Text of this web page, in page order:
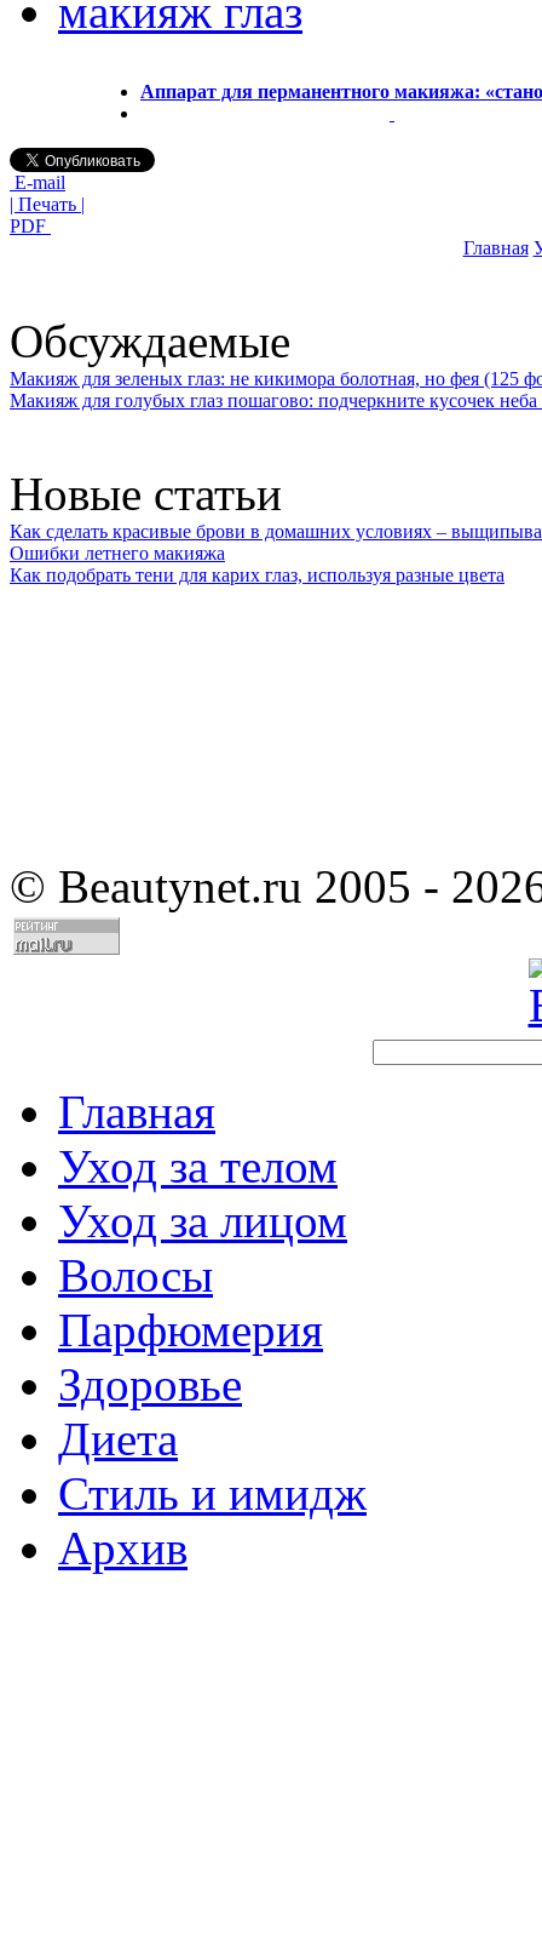
макияж глаз
Аппарат для перманентного макияжа:
E-mail
| Печать |
PDF
Главная
Обсуждаемые
Макияж для зеленых глаз: не кикимора болотная, но фея (125
Макияж для голубых глаз пошагово: подчеркните кусочек
Новые статьи
Как сделать красивые брови в домашних условиях –
Ошибки летнего макияжа
Как подобрать тени для карих глаз, используя разные цвета
© Beautynet.ru 2005 -
Главная
Уход за телом
Уход за лицом
Волосы
Парфюмерия
Здоровье
Диета
Стиль и имидж
Архив